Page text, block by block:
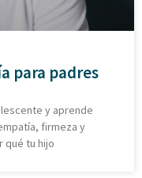
para padres
y aprende
firmeza y
qué tu hijo